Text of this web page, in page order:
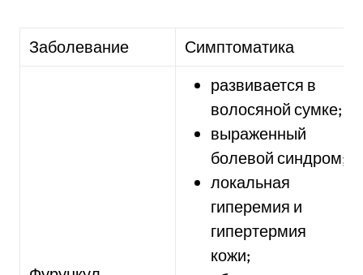
Заболевание Симптоматика
развивается в
волосяной сумке;
выраженный
болевой синдром;
локальная
гиперемия и
гипертермия
кожи;